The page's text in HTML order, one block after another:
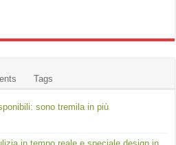
Tags
sono tremila in più